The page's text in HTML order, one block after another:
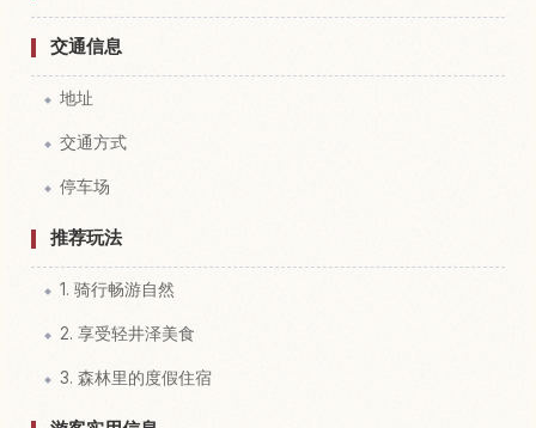
交通信息
地址
交通方式
停车场
推荐玩法
1. 骑行畅游自然
2. 享受轻井泽美食
3. 森林里的度假住宿